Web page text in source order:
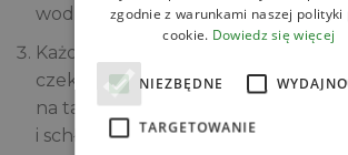
wodnej, wystudź.
Każdy batonik zanurz w
czekoladzie i posyp orzechami.
na talerz wyłożony papierem do
i schłodź w lodówce.
zgodnie z warunkami naszej polityki
cookie. Dowiedz się więcej
NIEZBĘDNE
TARGETOWANIE